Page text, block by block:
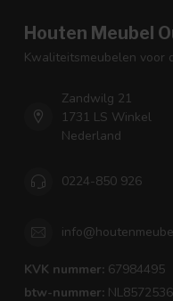
Houten Meubel
Kwaliteitsmeubelen voor
Zandwilg 21
1731 LS Winkel
Nederland
0224-850 926
KVK nummer: 67984495
btw-nummer: